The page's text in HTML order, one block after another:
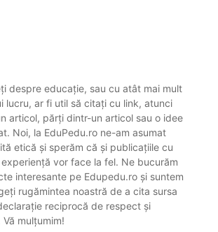
despre educație, sau cu atât mai mult
lucru, ar fi util să citați cu link, atunci
articol, părți dintr-un articol sau o idee
Noi, la EduPedu.ro ne-am asumat
etică și sperăm că și publicațiile cu
vor face la fel. Ne bucurăm
interesante pe Edupedu.ro și suntem
rugămintea noastră de a cita sursa
reciprocă de respect și
mulțumim!